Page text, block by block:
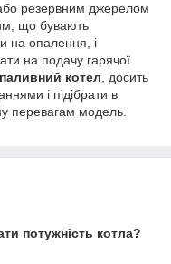
резервним джерелом
що бувають
на опалення, і
на подачу гарячої
котел, досить
і підібрати в
перевагам модель.
потужність котла?